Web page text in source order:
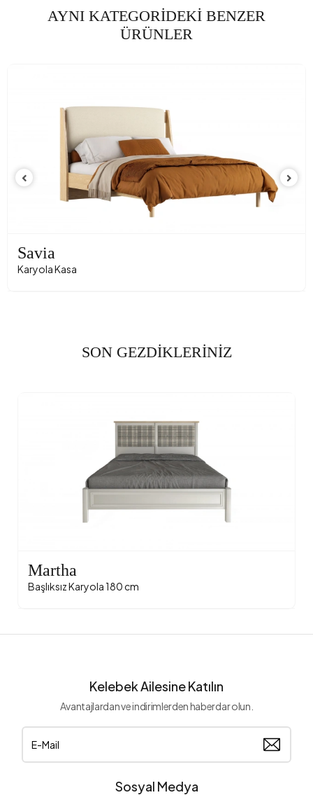
AYNI KATEGORİDEKİ BENZER
ÜRÜNLER
Savia
Karyola Kasa
SON GEZDİKLERİNİZ
Martha
Başlıksız Karyola 180 cm
Kelebek Ailesine Katılın
Avantajlardan ve indirimlerden haberdar olun.
Sosyal Medya